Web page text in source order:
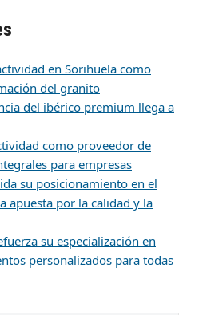
en Sorihuela como
del granito
del ibérico premium llega a
como proveedor de
para empresas
su posicionamiento en el
apuesta por la calidad y la
su especialización en
personalizados para todas